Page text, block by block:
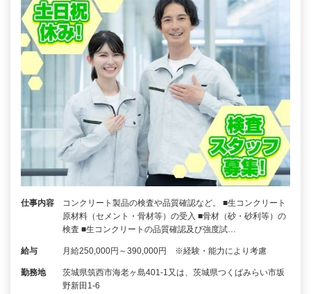
仕事内容
コンクリート製品の検査や品質確認など。 ■生コンクリート
原材料（セメント・骨材等）の受入 ■骨材（砂・砂利等）の
検査 ■生コンクリートの品質確認及び強度試…
給与 月給250,000円～390,000円 ※経験・能力により考慮
勤務地
茨城県筑西市海老ヶ島401-1又は、茨城県つくばみらい市坂
野新田1-6